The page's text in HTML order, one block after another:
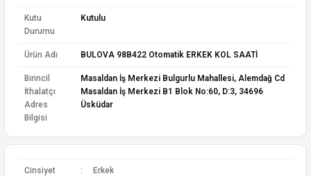
Kutu
Durumu
Kutulu
Ürün Adı BULOVA 98B422 Otomatik ERKEK KOL SAATİ
Birincil
İthalatçı
Adres
Bilgisi
Masaldan İş Merkezi Bulgurlu Mahallesi, Alemdağ Cd
Masaldan İş Merkezi B1 Blok No:60, D:3, 34696
Üsküdar
Cinsiyet : Erkek